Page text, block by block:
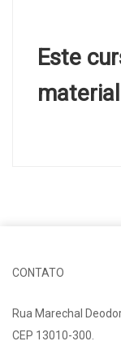
Este
CONTATO
Rua Marechal
CEP 13010-300.